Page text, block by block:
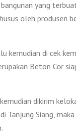
yang
oleh produsen
kemudian di cek
Beton Cor
dikirim
Tanjung Siang,